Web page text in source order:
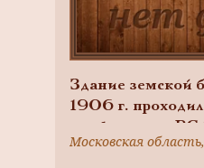
Здание земской
1906 г.
конференция
дом2. флигель